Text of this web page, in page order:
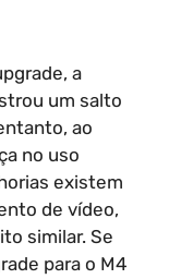
a
um salto
ao
no uso
existem
de vídeo,
similar. Se
para o M4